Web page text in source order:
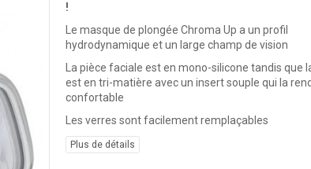
!
Le masque de plongée Chroma Up a un profil
hydrodynamique et un large champ de vision
La pièce faciale est en mono-silicone tandis que
est en tri-matière avec un insert souple qui la
confortable
Les verres sontfacilement remplaçables
Plus de détails